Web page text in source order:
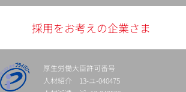
採用をお考えの企業さま
厚生労働大臣許可番号
人材紹介 13-ユ-040475